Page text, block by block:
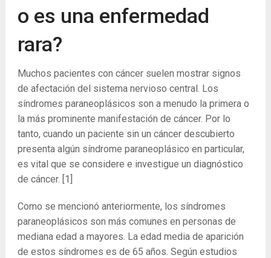
o es una enfermedad
rara?
Muchos pacientes con cáncer suelen mostrar signos
de afectación del sistema nervioso central. Los
síndromes paraneoplásicos son a menudo la primera o
la más prominente manifestación de cáncer. Por lo
tanto, cuando un paciente sin un cáncer descubierto
presenta algún síndrome paraneoplásico en particular,
es vital que se considere e investigue un diagnóstico
de cáncer. [1]
Como se mencionó anteriormente, los síndromes
paraneoplásicos son más comunes en personas de
mediana edad a mayores. La edad media de aparición
de estos síndromes es de 65 años. Según estudios